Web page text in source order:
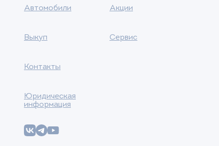
Автомобили
Выкуп
Акции
Сервис
Контакты
Юридическая
информация